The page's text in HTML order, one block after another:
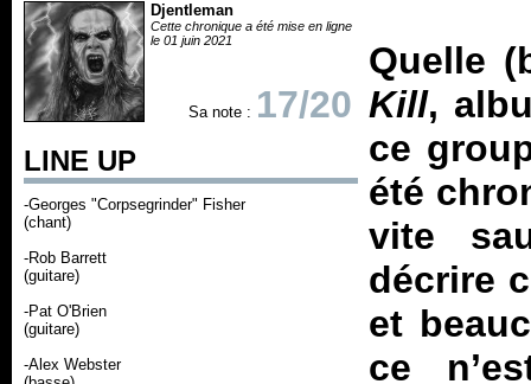
Djentleman
Cette chronique a été mise en ligne
le 01 juin 2021
Sa note : 17/20
LINE UP
-Georges "Corpsegrinder" Fisher
(chant)
-Rob Barrett
(guitare)
-Pat O'Brien
(guitare)
-Alex Webster
Quelle
Kill,
ce
été
vite
décrire
et
ce